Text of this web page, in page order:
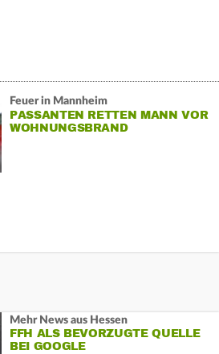
Feuer in Mannheim
PASSANTEN RETTEN MANN VOR
WOHNUNGSBRAND
Mehr News aus Hessen
FFH ALS BEVORZUGTE QUELLE
BEI GOOGLE